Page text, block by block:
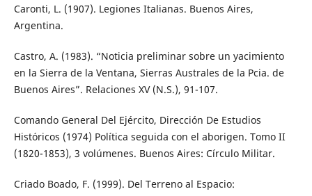
Caronti, L. (1907). Legiones Italianas. Buenos Aires,
Argentina.
Castro, A. (1983). “Noticia preliminar sobre un yacimiento
en la Sierra de la Ventana, Sierras Australes de la Pcia. de
Buenos Aires”. Relaciones XV (N.S.), 91-107.
Comando General Del Ejército, Dirección De Estudios
Históricos (1974) Política seguida con el aborigen. Tomo II
(1820-1853), 3 volúmenes. Buenos Aires: Círculo Militar.
Criado Boado, F. (1999). Del Terreno al Espacio: